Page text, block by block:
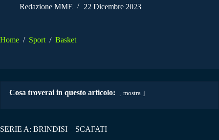
Redazione MME 22 Dicembre 2023
Home / Sport / Basket
Cosa troverai in questo articolo: mostra
SERIE A: BRINDISI – SCAFATI